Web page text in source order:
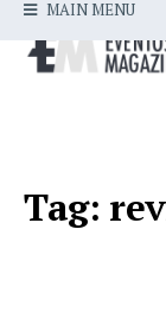
MAIN MENU
Tag: